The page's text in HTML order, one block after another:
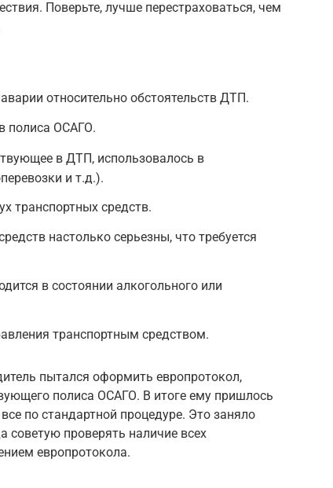
Поверьте, лучше перестраховаться, чем
относительно обстоятельств ДТП.
полиса ОСАГО.
в ДТП, использовалось в
и т.д.).
транспортных средств.
настолько серьезны, что требуется
в состоянии алкогольного или
транспортным средством.
пытался оформить европротокол,
полиса ОСАГО. В итоге ему пришлось
по стандартной процедуре. Это заняло
советую проверять наличие всех
европротокола.